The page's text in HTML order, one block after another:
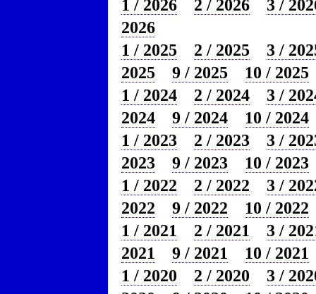
1 / 2026 2 / 2026
3 /
2026
1 / 2025
2 / 2025
3 /
2025
9 / 2025
10 / 2025
1 / 2024
2 / 2024
3 /
2024
9 / 2024
10 / 2024
1 / 2023
2 / 2023
3 /
2023
9 / 2023
10 / 2023
1 / 2022
2 / 2022
3 /
2022
9 / 2022
10 / 2022
1 / 2021
2 / 2021
3 /
2021
9 / 2021
10 / 2021
1 / 2020
2 / 2020
3 /